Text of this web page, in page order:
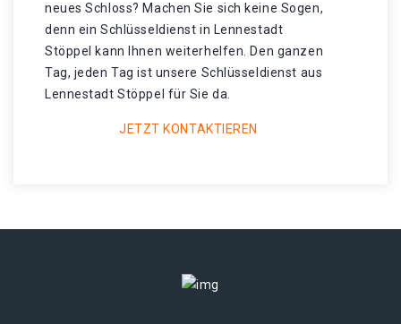
neues Schloss? Machen Sie sich keine Sogen,
denn ein Schlüsseldienst in Lennestadt
Stöppel kann Ihnen weiterhelfen. Den ganzen
Tag, jeden Tag ist unsere Schlüsseldienst aus
Lennestadt Stöppel für Sie da.
JETZT KONTAKTIEREN